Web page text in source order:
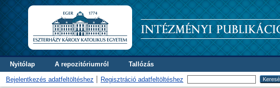
Nyitólap A repozitóriumról Tallózás
Bejelentkezés adatfeltöltéshez Regisztráció adatfeltöltéshez